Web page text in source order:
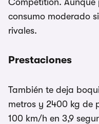
Competition. Aunque
consumo moderado
rivales.
Prestaciones
También te deja
metros y 2400 kg de
100 km/h en 3,9